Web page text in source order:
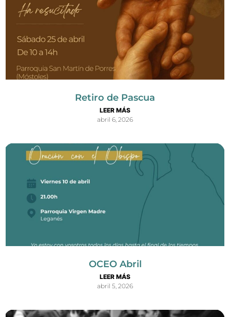
Retiro de Pascua
LEER MÁS
abril 6, 2026
OCEO Abril
LEER MÁS
abril 5, 2026